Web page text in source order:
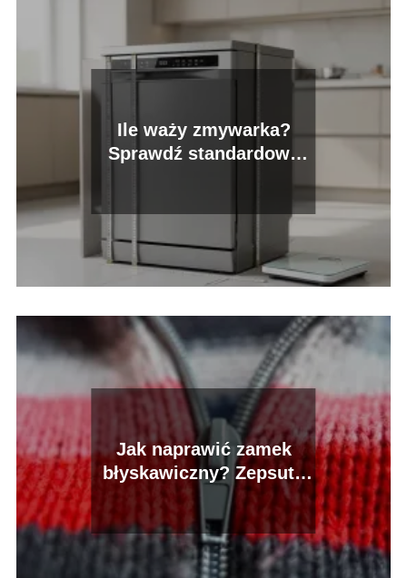
Ile waży zmywarka?
Sprawdź standardowe
Jak naprawić zamek
błyskawiczny? Zepsuty
suwak w kurtce